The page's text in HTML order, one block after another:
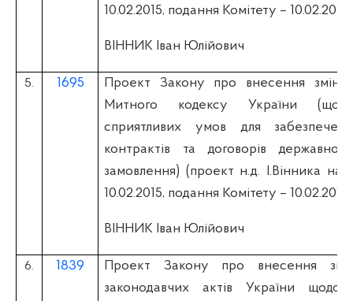
10.02.2015, подання Комітету – 10.02.2015)
ВІННИК Іван Юлійович
5. 1695
Проект Закону про внесення змін
Митного кодексу України
сприятливих умов для
контрактів та договорів
замовлення) (проект н.д. І.Вінника
10.02.2015, подання Комітету – 10.02.2015)
ВІННИК Іван Юлійович
6. 1839
Проект Закону про внесення
законодавчих актів України щодо